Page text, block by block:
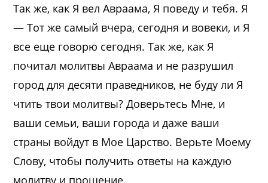
Так же, как Я вел Авраама, Я поведу и тебя. Я
— Тот же самый вчера, сегодня и вовеки, и Я
все еще говорю сегодня. Так же, как Я
почитал молитвы Авраама и не разрушил
город для десяти праведников, не буду ли Я
чтить твои молитвы? Доверьтесь Мне, и
ваши семьи, ваши города и даже ваши
страны войдут в Мое Царство. Верьте Моему
Слову, чтобы получить ответы на каждую
молитву и прошение.